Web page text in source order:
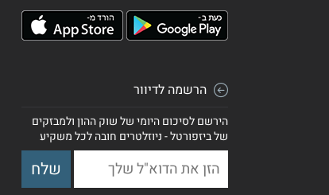
הרשמה לדיוור
הירשם לסיכום היומי של שוק ההון ולמבזקים
של ביזפורטל - ניוזלטרים חובה לכל משקיע